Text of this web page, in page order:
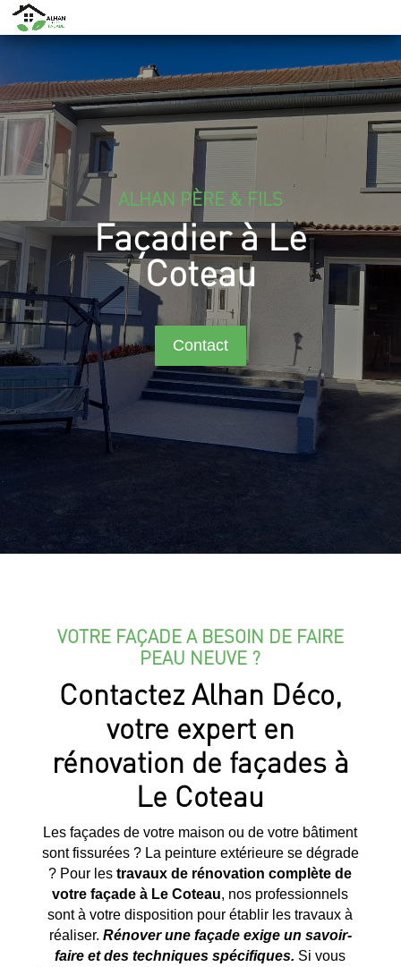
ALHAN PÈRE & FILS
Façadier à Le
Coteau
Contact
VOTRE FAÇADE A BESOIN DE FAIRE
PEAU NEUVE ?
Contactez Alhan Déco,
votre expert en
rénovation de façades à
Le Coteau
Les façades de votre maison ou de votre bâtiment
sont fissurées ? La peinture extérieure se dégrade
? Pour lestravaux de rénovation complète de
votre façade à Le Coteau, nos professionnels
sont à votre disposition pour établir les travaux à
réaliser. Rénover une façade exige un savoir-
faire et des techniques spécifiques. Si vous